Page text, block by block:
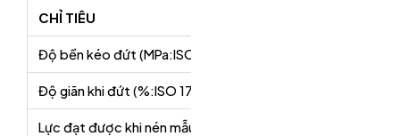
CHỈ TIÊU
Độ bền kéo đứt (MPa:ISO 1798: 1997)
Độ giãn khi đứt (%:ISO 1798: 1997)
Lực đạt được khi nén mẫu 50% chiều cao ban đầu (MPa: